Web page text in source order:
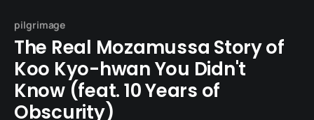
pilgrimage
The Real Mozamussa Story of
Koo Kyo-hwan You Didn't
Know (feat. 10 Years of
Obscurity)